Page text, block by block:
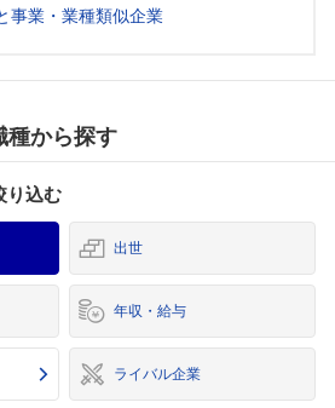
事業・業種類似企業
種から探す
り込む
出世
年収・給与
ライバル企業